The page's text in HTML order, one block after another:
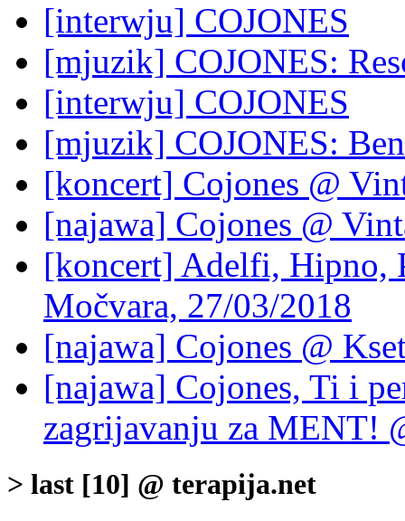
[interwju] COJONES
[mjuzik] COJONES:
[interwju] COJONES
[mjuzik] COJONES:
[koncert] Cojones @
[najawa] Cojones @
[koncert] Adelfi, Hipno,
Močvara, 27/03/2018
[najawa] Cojones @
[najawa] Cojones, Ti i
zagrijavanju za MENT!
> last [10] @ terapija.net